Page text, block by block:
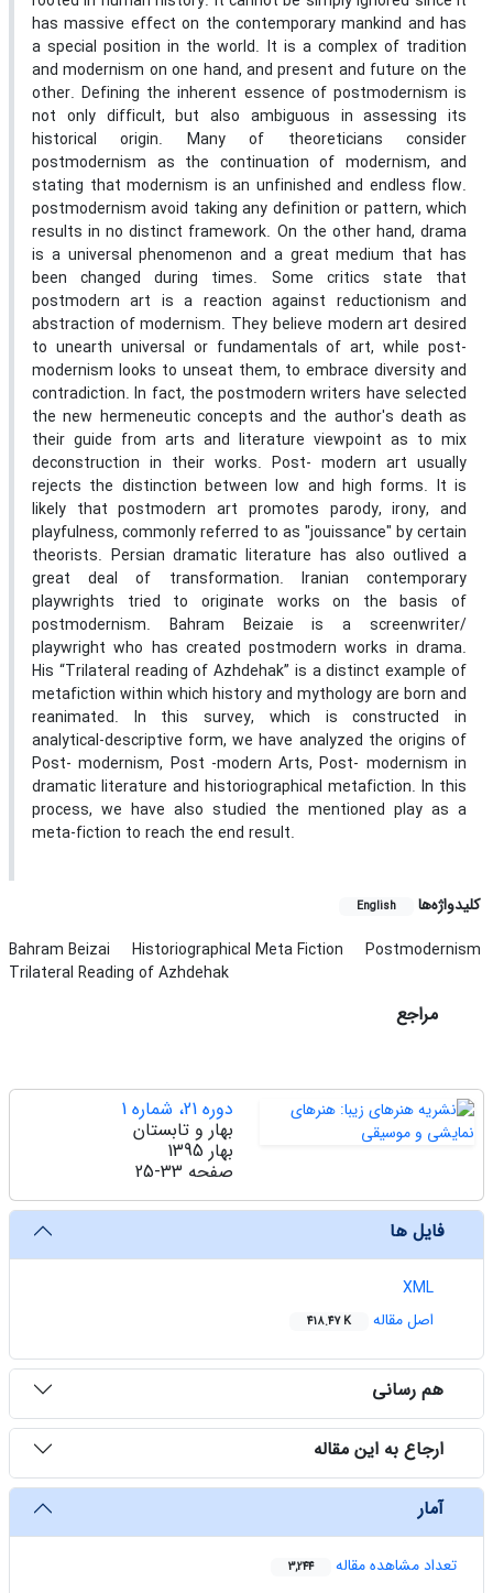
has massive effect on the contemporary mankind and has
a special position in the world. It is a complex of tradition
and modernism on one hand, and present and future on the
other. Defining the inherent essence of postmodernism is
not only difficult, but also ambiguous in assessing its
historical origin. Many of theoreticians consider
postmodernism as the continuation of modernism, and
stating that modernism is an unfinished and endless flow.
postmodernism avoid taking any definition or pattern, which
results in no distinct framework. On the other hand, drama
is a universal phenomenon and a great medium that has
been changed during times. Some critics state that
postmodern art is a reaction against reductionism and
abstraction of modernism. They believe modern art desired
to unearth universal or fundamentals of art, while post-
modernism looks to unseat them, to embrace diversity and
contradiction. In fact, the postmodern writers have selected
the new hermeneutic concepts and the author's death as
their guide from arts and literature viewpoint as to mix
deconstruction in their works. Post- modern art usually
rejects the distinction between low and high forms. It is
likely that postmodern art promotes parody, irony, and
playfulness, commonly referred to as "jouissance" by certain
theorists. Persian dramatic literature has also outlived a
great deal of transformation. Iranian contemporary
playwrights tried to originate works on the basis of
postmodernism. Bahram Beizaie is a screenwriter/
playwright who has created postmodern works in drama.
His “Trilateral reading of Azhdehak” is a distinct example of
metafiction within which history and mythology are born and
reanimated. In this survey, which is constructed in
analytical-descriptive form, we have analyzed the origins of
Post- modernism, Post -modern Arts, Post- modernism in
dramatic literature and historiographical metafiction. In this
process, we have also studied the mentioned play as a
meta-fiction to reach the end result.
کلیدواژه‌ها English
Bahram Beizai Historiographical Meta Fiction
Postmodernism
Trilateral Reading of Azhdehak
مراجع
دوره 21، شماره 1
بهار و تابستان
بهار 1395
صفحه 25-33
فایل ها
XML
اصل مقاله
418.47 K
هم رسانی
ارجاع به این مقاله
آمار
تعداد مشاهده مقاله 3,244